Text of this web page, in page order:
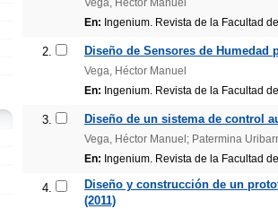
En: Ingenium. Revista de la Facultad
2. Diseño de Sensores de Humedad
Vega, Héctor Manuel
En: Ingenium. Revista de la Facultad
3. Diseño de un sistema de control
Vega, Héctor Manuel; Patermina
En: Ingenium. Revista de la Facultad
4.
Diseño y construcción de un
(2011)